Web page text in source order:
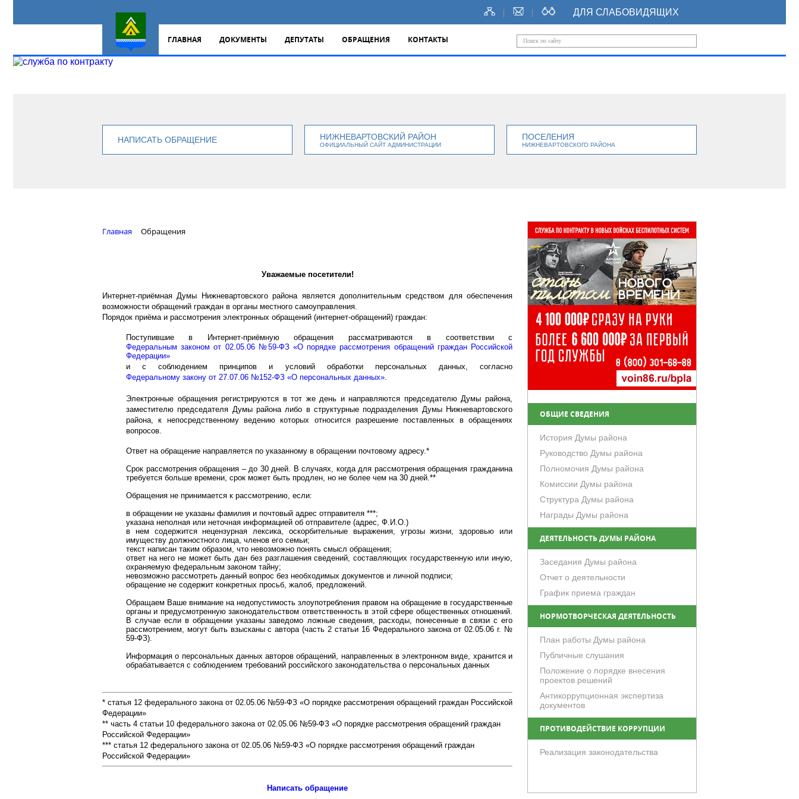
ДЛЯ СЛАБОВИДЯЩИХ
ГЛАВНАЯ ДОКУМЕНТЫ ДЕПУТАТЫ ОБРАЩЕНИЯ КОНТАКТЫ
НАПИСАТЬ ОБРАЩЕНИЕ НИЖНЕВАРТОВСКИЙ РАЙОН
ОФИЦИАЛЬНЫЙ САЙТ АДМИНИСТРАЦИИ
ПОСЕЛЕНИЯ
НИЖНЕВАРТОВСКОГО РАЙОНА
Главная Обращения
Уважаемые посетители!
Интернет-приёмная Думы Нижневартовского района является дополнительным средством для обеспечения
возможности обращений граждан в органы местного самоуправления.
Порядок приёма и рассмотрения электронных обращений (интернет-обращений) граждан:
Поступившие в Интернет-приёмную обращения рассматриваются в соответствии с
Федеральным законом от 02.05.06 №59-ФЗ «О порядке рассмотрения обращений граждан Российской
Федерации»
и с соблюдением принципов и условий обработки персональных данных, согласно
Федеральному закону от 27.07.06 №152-ФЗ «О персональных данных».
Электронные обращения регистрируются в тот же день и направляются председателю Думы района,
заместителю председателя Думы района либо в структурные подразделения Думы Нижневартовского
района, к непосредственному ведению которых относится разрешение поставленных в обращениях
вопросов.
Ответ на обращение направляется по указанному в обращении почтовому адресу.*
Срок рассмотрения обращения – до 30 дней. В случаях, когда для рассмотрения обращения гражданина
требуется больше времени, срок может быть продлен, но не более чем на 30 дней.**
Обращения не принимается к рассмотрению, если:
в обращении не указаны фамилия и почтовый адрес отправителя ***;
указана неполная или неточная информацией об отправителе (адрес, Ф.И.О.)
в нем содержится нецензурная лексика, оскорбительные выражения, угрозы жизни, здоровью или
имуществу должностного лица, членов его семьи;
текст написан таким образом, что невозможно понять смысл обращения;
ответ на него не может быть дан без разглашения сведений, составляющих государственную или иную,
охраняемую федеральным законом тайну;
невозможно рассмотреть данный вопрос без необходимых документов и личной подписи;
обращение не содержит конкретных просьб, жалоб, предложений.
Обращаем Ваше внимание на недопустимость злоупотребления правом на обращение в государственные
органы и предусмотренную законодательством ответственность в этой сфере общественных отношений.
В случае если в обращении указаны заведомо ложные сведения, расходы, понесенные в связи с его
рассмотрением, могут быть взысканы с автора (часть 2 статьи 16 Федерального закона от 02.05.06 г. №
59-ФЗ).
Информация о персональных данных авторов обращений, направленных в электронном виде, хранится и
обрабатывается с соблюдением требований российского законодательства о персональных данных
* статья 12 федерального закона от 02.05.06 №59-ФЗ «О порядке рассмотрения обращений граждан Российской
Федерации»
** часть 4 статьи 10 федерального закона от 02.05.06 №59-ФЗ «О порядке рассмотрения обращений граждан
Российской Федерации»
*** статья 12 федерального закона от 02.05.06 №59-ФЗ «О порядке рассмотрения обращений граждан
Российской Федерации»
Написать обращение
ОБЩИЕ СВЕДЕНИЯ
История Думы района
Руководство Думы района
Полномочия Думы района
Комиссии Думы района
Структура Думы района
Награды Думы района
ДЕЯТЕЛЬНОСТЬ ДУМЫ РАЙОНА
Заседания Думы района
Отчет о деятельности
График приема граждан
НОРМОТВОРЧЕСКАЯ ДЕЯТЕЛЬНОСТЬ
План работы Думы района
Публичные слушания
Положение о порядке внесения
проектов решений
Антикоррупционная экспертиза
документов
ПРОТИВОДЕЙСТВИЕ КОРРУПЦИИ
Реализация законодательства